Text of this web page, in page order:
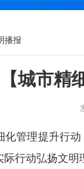
播报
【城市
化管理提升行
行动弘扬文明